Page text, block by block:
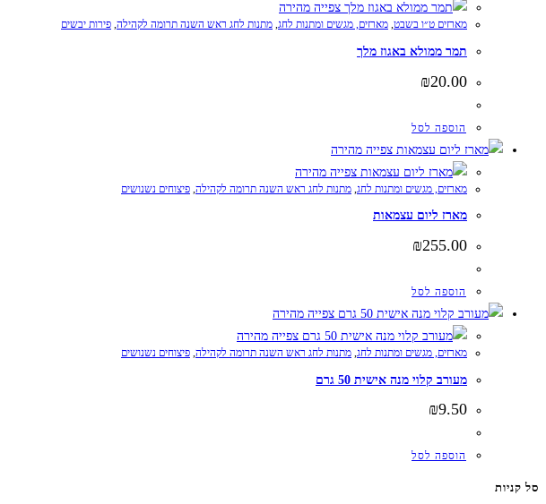
צפייה מהירה
מארזים ט״ו בשבט, מארזים, מגשים ומתנות לחג, מתנות לחג ראש השנה תרומה לקהילה, פירות יבשים
תמר ממולא באגוז מלך
₪20.00
הוספה לסל
צפייה מהירה
צפייה מהירה
מארזים, מגשים ומתנות לחג מתנות לחג ראש השנה תרומה לקהילה פיצוחים נשנושים
מארז ליום עצמאות
₪255.00
הוספה לסל
צפייה מהירה
צפייה מהירה
מארזים, מגשים ומתנות לחג, מתנות לחג ראש השנה תרומה לקהילה, פיצוחים נשנושים
מעורב קלוי מנה אישית 50 גרם
₪9.50
הוספה לסל
סל קניות